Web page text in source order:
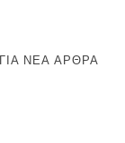
ΝΈΑ ΆΡΘΡΑ